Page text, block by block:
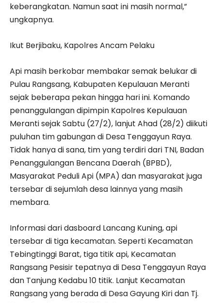
keberangkatan. Namun saat ini masih normal,”
ungkapnya.
Ikut Berjibaku, Kapolres Ancam Pelaku
Api masih berkobar membakar semak belukar di
Pulau Rangsang, Kabupaten Kepulauan Meranti
sejak beberapa pekan hingga hari ini. Komando
penanggulangan dipimpin Kapolres Kepulauan
Meranti sejak Sabtu (27/2), lanjut Ahad (28/2) diikuti
puluhan tim gabungan di Desa Tenggayun Raya.
Tidak hanya di sana, tim yang terdiri dari TNI, Badan
Penanggulangan Bencana Daerah (BPBD),
Masyarakat Peduli Api (MPA) dan masyarakat juga
tersebar di sejumlah desa lainnya yang masih
membara.
Informasi dari dasboard Lancang Kuning, api
tersebar di tiga kecamatan. Seperti Kecamatan
Tebingtinggi Barat, tiga titik api, Kecamatan
Rangsang Pesisir tepatnya di Desa Tenggayun Raya
dan Tanjung Kedabu 10 titik. Lanjut Kecamatan
Rangsang yang berada di Desa Gayung Kiri dan Tj.